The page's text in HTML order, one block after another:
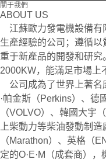
關于我們
ABOUT US
江蘇歐力發電機設備有
生產經驗的公司；遵循
重于新產品的開發和研
2000KW，能滿足市場上
公司成為了世界上著名
·帕金斯（Perkins）、德
（VOLVO）、韓國大宇
上柴動力等柴油發動制
（Marathon）、英格（
定的O·E·M（成套商）